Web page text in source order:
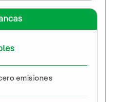
emisiones